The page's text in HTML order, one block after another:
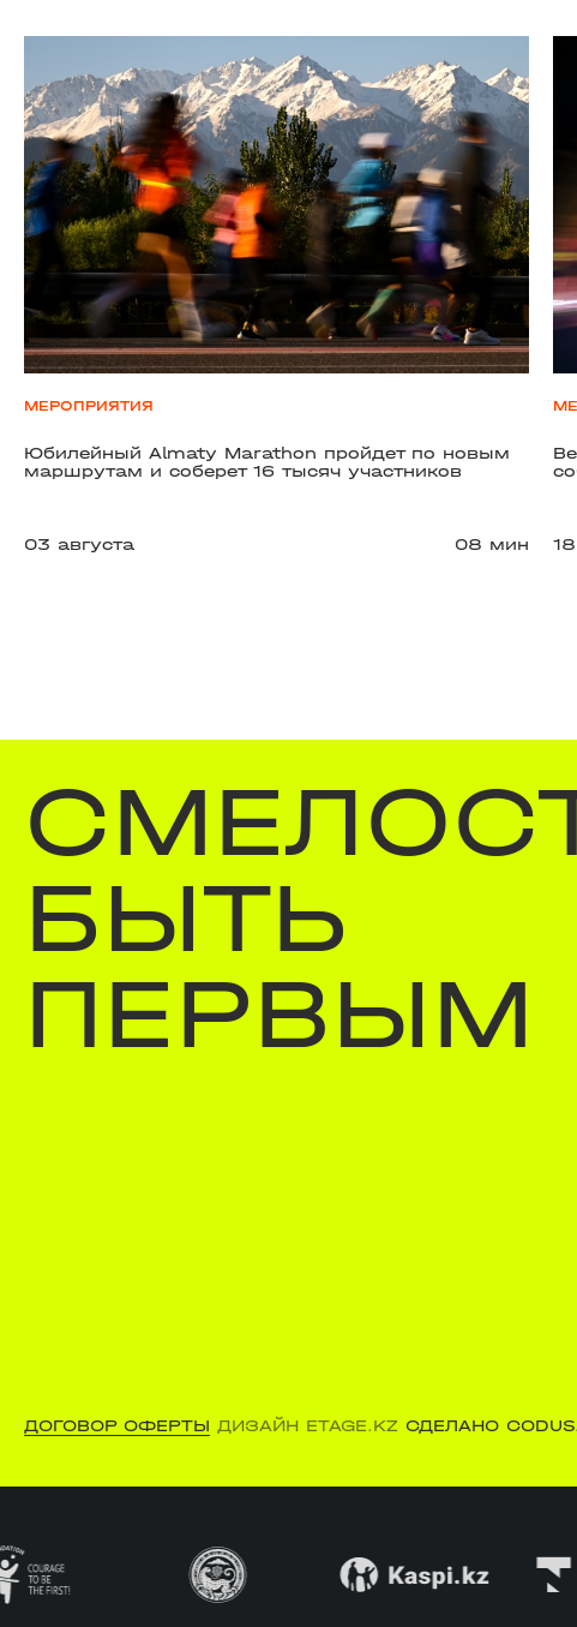
МЕРОПРИЯТИЯ
Юбилейный Almaty Marathon пройдет по новым
маршрутам и соберет 16 тысяч участников
03 августа 08 мин
БЫТЬ
ПЕРВЫМ
ДОГОВОР ОФЕРТЫ ДИЗАЙН ETAGE.KZ СДЕЛАНО